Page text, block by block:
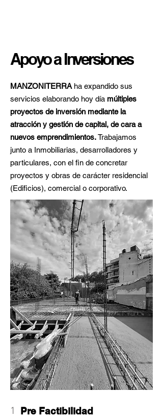
Apoyo a Inversiones
MANZONITERRA ha expandido sus
servicios elaborando hoy día múltiples
proyectos de inversión mediante la
atracción y gestión de capital, de cara a
nuevos emprendimientos.Trabajamos
junto a Inmobiliarias, desarrolladores y
particulares, con el fin de concretar
proyectos y obras de carácter residencial
(Edificios), comercial o corporativo.
1 Pre Factibilidad